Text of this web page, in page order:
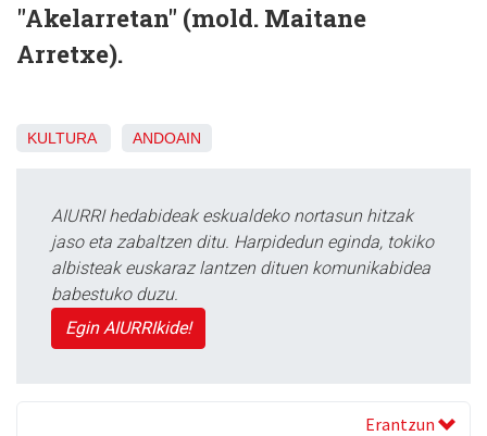
"Akelarretan" (mold. Maitane
Arretxe).
KULTURA ANDOAIN
AIURRI hedabideak eskualdeko nortasun hitzak
jaso eta zabaltzen ditu. Harpidedun eginda, tokiko
albisteak euskaraz lantzen dituen komunikabidea
babestuko duzu.
Egin AIURRIkide!
Erantzun